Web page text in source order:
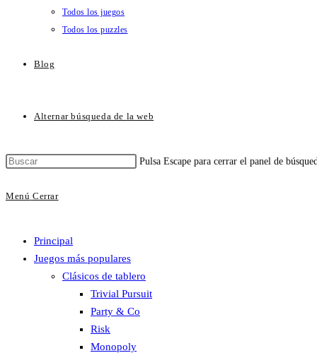
Todos los juegos
Todos los puzzles
Blog
Alternar búsqueda de la web
Pulsa Escape para cerrar el panel de
Menú Cerrar
Principal
Juegos más populares
Clásicos de tablero
Trivial Pursuit
Party & Co
Risk
Monopoly